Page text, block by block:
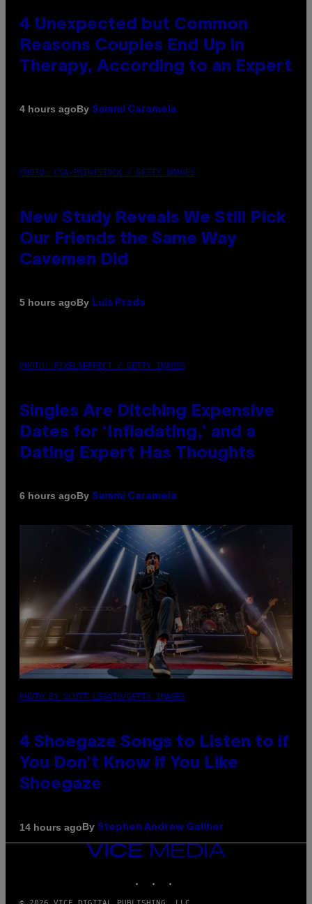
4 Unexpected but Common
Reasons Couples End Up in
Therapy, According to an Expert
4 hours agoBy Sammi Caramela
PHOTO: CSA-PRINTSTOCK / GETTY IMAGES
New Study Reveals We Still Pick
Our Friends the Same Way
Cavemen Did
5 hours agoBy Luis Prada
PHOTO: PIXELSEFFECT / GETTY IMAGES
Singles Are Ditching Expensive
Dates for ‘Infladating,’ and a
Dating Expert Has Thoughts
6 hours agoBy Sammi Caramela
PHOTO BY SCOTT LEGATO/GETTY IMAGES
4 Shoegaze Songs to Listen to if
You Don’t Know if You Like
Shoegaze
14 hours agoBy Stephen Andrew Galiher
VICE